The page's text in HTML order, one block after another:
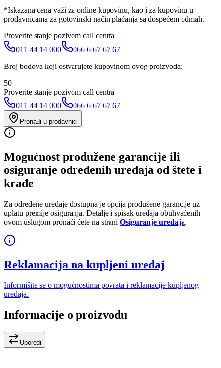
*Iskazana cena važi za online kupovinu, kao i za kupovinu u
prodavnicama za gotovinski način plaćanja sa dospećem odmah.
Proverite stanje pozivom call centra
011 44 14 000
066 6 67 67 67
Broj bodova koji ostvarujete kupovinom ovog proizvoda:
50
Proverite stanje pozivom call centra
011 44 14 000
066 6 67 67 67
Pronađi u prodavnici
Mogućnost produžene garancije ili
osiguranje određenih uređaja od štete i
krađe
Za određene uređaje dostupna je opcija produžene garancije uz
uplatu premije osiguranja. Detalje i spisak uređaja obuhvaćenih
ovom uslugom pronaći ćete na strani Osiguranje uređaja.
Reklamacija na kupljeni uređaj
Informišite se o mogućnostima povrata i reklamacije kupljenog
uređaja.
Informacije o proizvodu
Uporedi